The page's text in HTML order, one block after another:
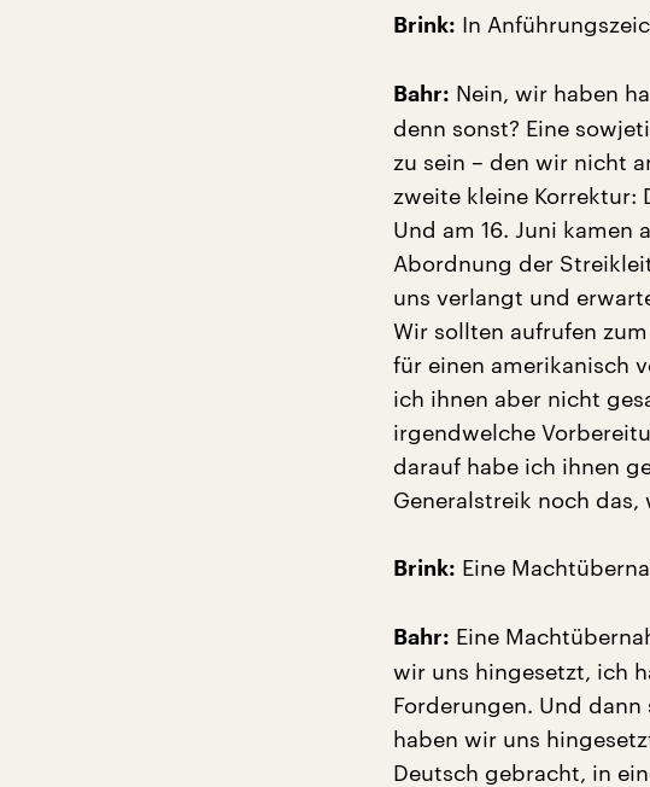
Brink: In
Bahr: Nein, wir haben
denn sonst? Eine
zu sein – den wir nicht
zweite kleine Korrektur:
Und am 16. Juni kamen
Abordnung der
uns verlangt und
Wir sollten aufrufen
für einen amerikanisch
ich ihnen aber nicht
irgendwelche
darauf habe ich ihnen
Generalstreik noch das,
Brink: Eine
Bahr: Eine
wir uns hingesetzt, ich
Forderungen. Und
haben wir uns
Deutsch gebracht, in